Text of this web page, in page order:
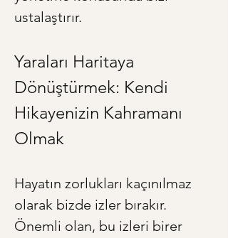
ustalaştırır.
Yaraları Haritaya
Dönüştürmek: Kendi
Hikayenizin Kahramanı
Olmak
Hayatın zorlukları kaçınılmaz
olarak bizde izler bırakır.
Önemli olan, bu izleri birer